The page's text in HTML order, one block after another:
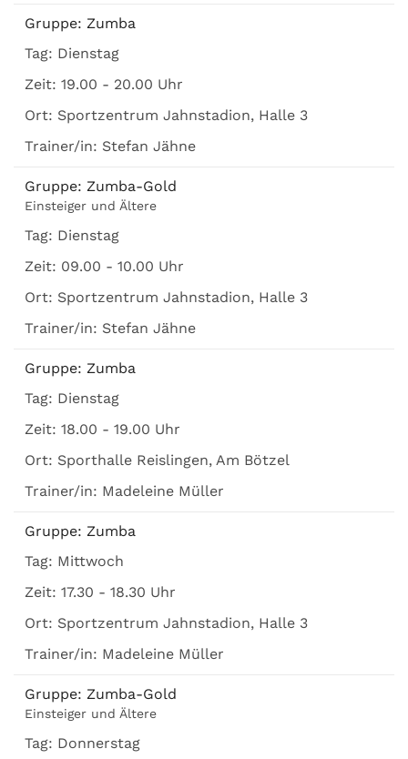
Gruppe: Zumba
Tag: Dienstag
Zeit: 19.00 - 20.00 Uhr
Ort: Sportzentrum Jahnstadion, Halle 3
Trainer/in: Stefan Jähne
Gruppe: Zumba-Gold
Einsteiger und Ältere
Tag: Dienstag
Zeit: 09.00 - 10.00 Uhr
Ort: Sportzentrum Jahnstadion, Halle 3
Trainer/in: Stefan Jähne
Gruppe: Zumba
Tag: Dienstag
Zeit: 18.00 - 19.00 Uhr
Ort: Sporthalle Reislingen, Am Bötzel
Trainer/in: Madeleine Müller
Gruppe: Zumba
Tag: Mittwoch
Zeit: 17.30 - 18.30 Uhr
Ort: Sportzentrum Jahnstadion, Halle 3
Trainer/in: Madeleine Müller
Gruppe: Zumba-Gold
Einsteiger und Ältere
Tag: Donnerstag